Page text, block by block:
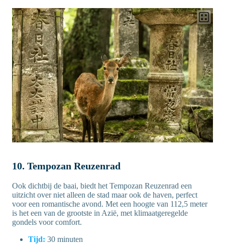
10. Tempozan Reuzenrad
Ook dichtbij de baai, biedt het Tempozan Reuzenrad een
uitzicht over niet alleen de stad maar ook de haven, perfect
voor een romantische avond. Met een hoogte van 112,5 meter
is het een van de grootste in Azië, met klimaatgeregelde
gondels voor comfort.
Tijd: 30 minuten